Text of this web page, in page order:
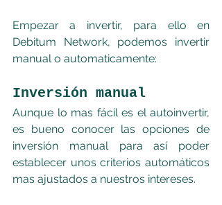
Empezar a invertir, para ello en
Debitum Network, podemos invertir
manual o automaticamente:
Inversión manual
Aunque lo mas fácil es el autoinvertir,
es bueno conocer las opciones de
inversión manual para así poder
establecer unos criterios automáticos
mas ajustados a nuestros intereses.